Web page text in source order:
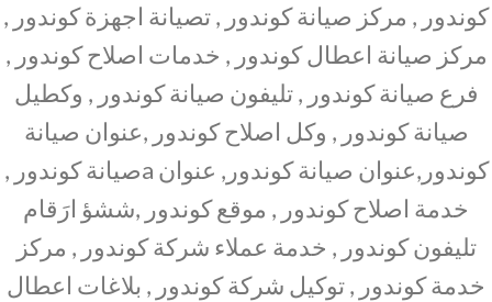
كوندور , مركز صيانة كوندور , تصيانة اجهزة كوندور ,
مركز صيانة اعطال كوندور , خدمات اصلاح كوندور ,
فرع صيانة كوندور , تليفون صيانة كوندور , وكطيل
صيانة كوندور , وكل اصلاح كوندور ,عنوان صيانة
كوندور,عنوان صيانة كوندور, عنوان aصيانة كوندور ,
خدمة اصلاح كوندور , موقع كوندور ,ششؤ ارَقام
تليفون كوندور , خدمة عملاء شركة كوندور , مركز
خدمة كوندور , توكيل شركة كوندور , بلاغات اعطال